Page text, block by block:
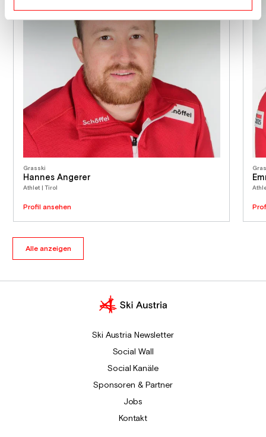
Grasski
Hannes Angerer
Athlet | Tirol
Profil ansehen
Alle anzeigen
Ski Austria Newsletter
Social Wall
Social Kanäle
Sponsoren & Partner
Jobs
Kontakt